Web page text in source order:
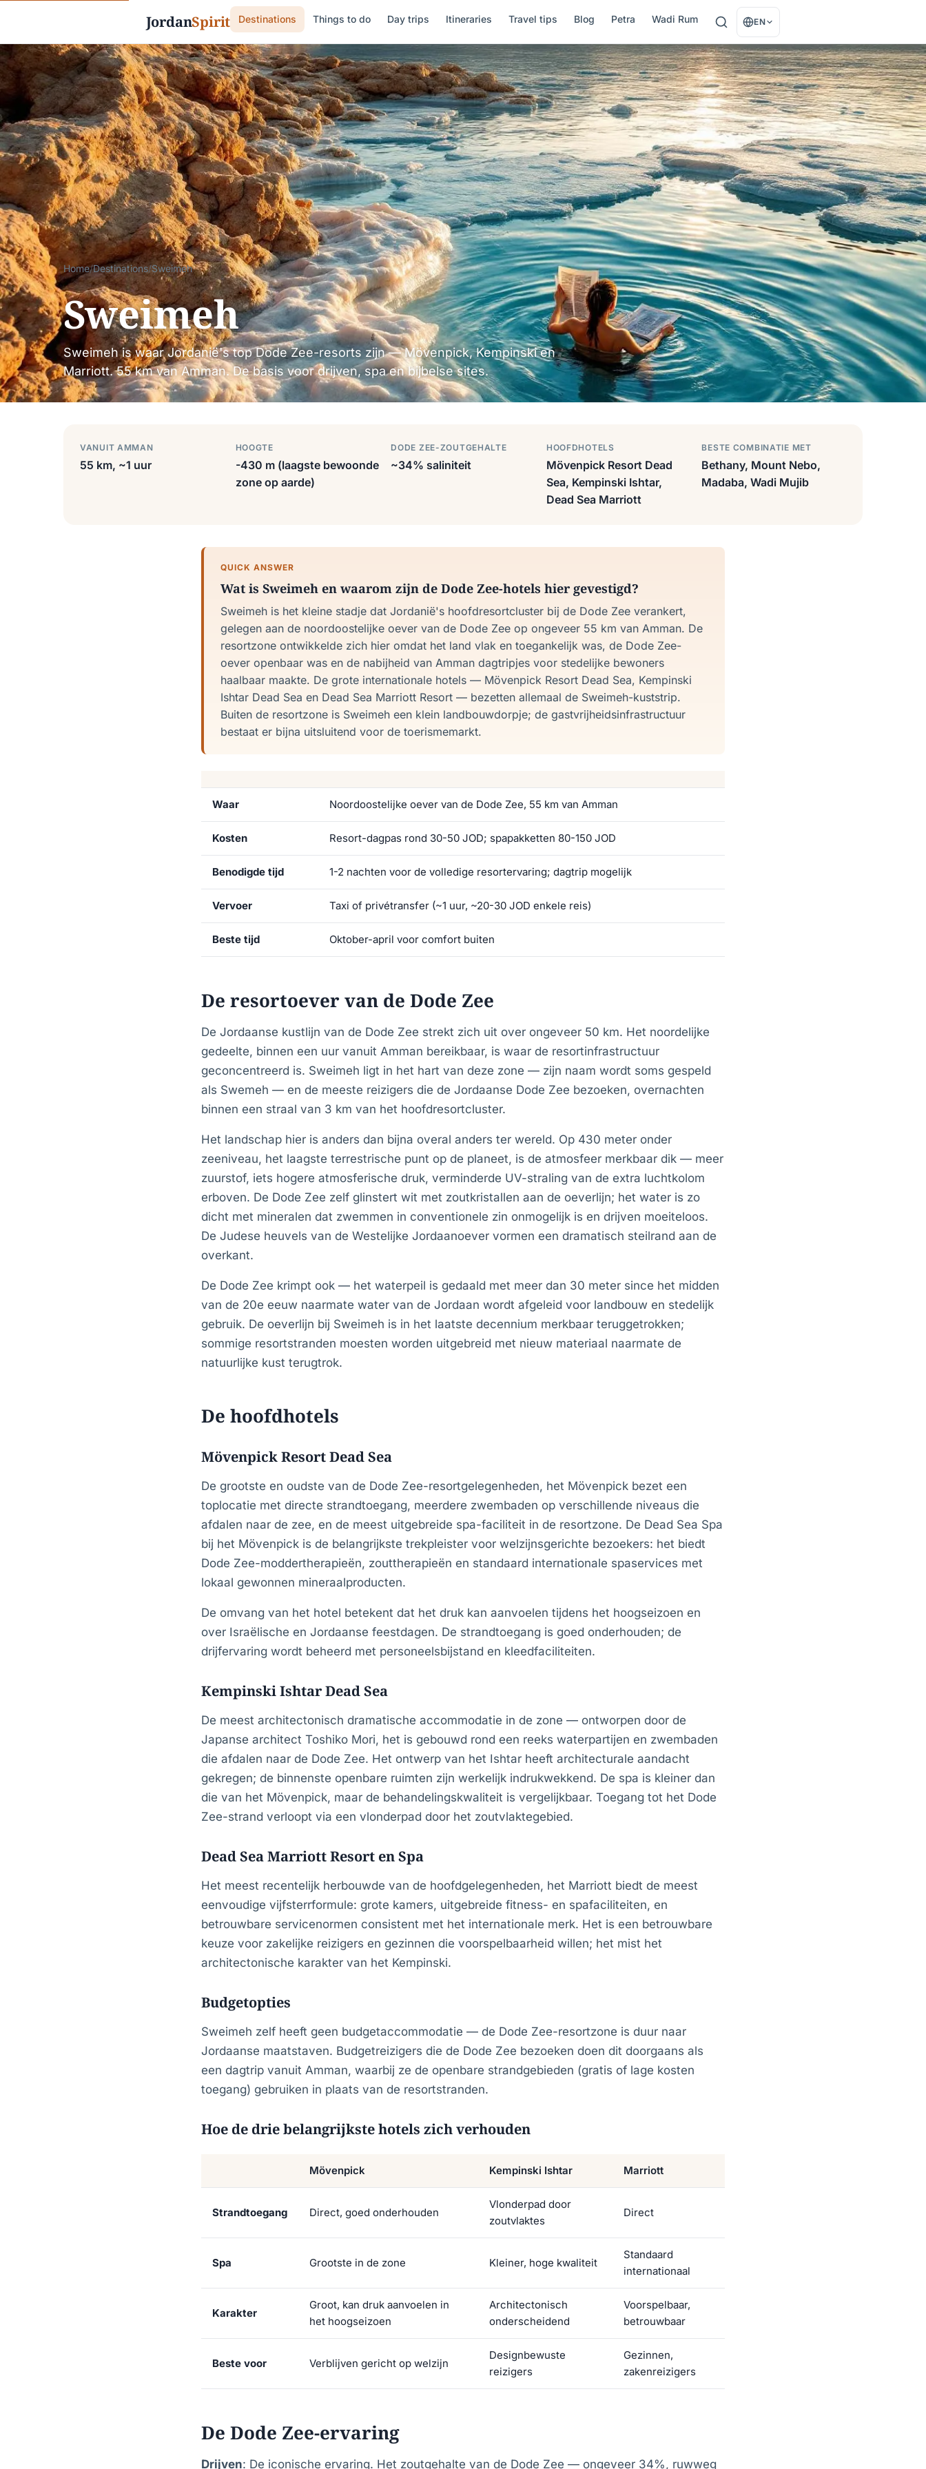
JordanSpirit Destinations Things to do Day trips Itineraries Travel tips Blog Petra Wadi Rum EN
Home/Destinations/Sweimeh
Sweimeh
Sweimeh is waar Jordanië's top Dode Zee-resorts zijn — Mövenpick, Kempinski en
Marriott. 55 km van Amman. De basis voor drijven, spa en bijbelse sites.
VANUIT AMMAN
55 km, ~1 uur
HOOGTE
-430 m (laagste bewoonde
zone op aarde)
DODE ZEE-ZOUTGEHALTE
~34% saliniteit
HOOFDHOTELS
Mövenpick Resort Dead
Sea, Kempinski Ishtar,
Dead Sea Marriott
BESTE COMBINATIE MET
Bethany, Mount Nebo,
Madaba, Wadi Mujib
QUICK ANSWER
Wat is Sweimeh en waarom zijn de Dode Zee-hotels hier gevestigd?
Sweimeh is het kleine stadje dat Jordanië's hoofdresortcluster bij de Dode Zee verankert,
gelegen aan de noordoostelijke oever van de Dode Zee op ongeveer 55 km van Amman. De
resortzone ontwikkelde zich hier omdat het land vlak en toegankelijk was, de Dode Zee-
oever openbaar was en de nabijheid van Amman dagtripjes voor stedelijke bewoners
haalbaar maakte. De grote internationale hotels — Mövenpick Resort Dead Sea, Kempinski
Ishtar Dead Sea en Dead Sea Marriott Resort — bezetten allemaal de Sweimeh-kuststrip.
Buiten de resortzone is Sweimeh een klein landbouwdorpje; de gastvrijheidsinfrastructuur
bestaat er bijna uitsluitend voor de toerismemarkt.
Waar Noordoostelijke oever van de Dode Zee, 55 km van Amman
Kosten Resort-dagpas rond 30-50 JOD; spapakketten 80-150 JOD
Benodigde tijd 1-2 nachten voor de volledige resortervaring; dagtrip mogelijk
Vervoer Taxi of privétransfer (~1 uur, ~20-30 JOD enkele reis)
Beste tijd Oktober-april voor comfort buiten
De resortoever van de Dode Zee
De Jordaanse kustlijn van de Dode Zee strekt zich uit over ongeveer 50 km. Het noordelijke
gedeelte, binnen een uur vanuit Amman bereikbaar, is waar de resortinfrastructuur
geconcentreerd is. Sweimeh ligt in het hart van deze zone — zijn naam wordt soms gespeld
als Swemeh — en de meeste reizigers die de Jordaanse Dode Zee bezoeken, overnachten
binnen een straal van 3 km van het hoofdresortcluster.
Het landschap hier is anders dan bijna overal anders ter wereld. Op 430 meter onder
zeeniveau, het laagste terrestrische punt op de planeet, is de atmosfeer merkbaar dik — meer
zuurstof, iets hogere atmosferische druk, verminderde UV-straling van de extra luchtkolom
erboven. De Dode Zee zelf glinstert wit met zoutkristallen aan de oeverlijn; het water is zo
dicht met mineralen dat zwemmen in conventionele zin onmogelijk is en drijven moeiteloos.
De Judese heuvels van de Westelijke Jordaanoever vormen een dramatisch steilrand aan de
overkant.
De Dode Zee krimpt ook — het waterpeil is gedaald met meer dan 30 meter since het midden
van de 20e eeuw naarmate water van de Jordaan wordt afgeleid voor landbouw en stedelijk
gebruik. De oeverlijn bij Sweimeh is in het laatste decennium merkbaar teruggetrokken;
sommige resortstranden moesten worden uitgebreid met nieuw materiaal naarmate de
natuurlijke kust terugtrok.
De hoofdhotels
Mövenpick Resort Dead Sea
De grootste en oudste van de Dode Zee-resortgelegenheden, het Mövenpick bezet een
toplocatie met directe strandtoegang, meerdere zwembaden op verschillende niveaus die
afdalen naar de zee, en de meest uitgebreide spa-faciliteit in de resortzone. De Dead Sea Spa
bij het Mövenpick is de belangrijkste trekpleister voor welzijnsgerichte bezoekers: het biedt
Dode Zee-moddertherapieën, zouttherapieën en standaard internationale spaservices met
lokaal gewonnen mineraalproducten.
De omvang van het hotel betekent dat het druk kan aanvoelen tijdens het hoogseizoen en
over Israëlische en Jordaanse feestdagen. De strandtoegang is goed onderhouden; de
drijfervaring wordt beheerd met personeelsbijstand en kleedfaciliteiten.
Kempinski Ishtar Dead Sea
De meest architectonisch dramatische accommodatie in de zone — ontworpen door de
Japanse architect Toshiko Mori, het is gebouwd rond een reeks waterpartijen en zwembaden
die afdalen naar de Dode Zee. Het ontwerp van het Ishtar heeft architecturale aandacht
gekregen; de binnenste openbare ruimten zijn werkelijk indrukwekkend. De spa is kleiner dan
die van het Mövenpick, maar de behandelingskwaliteit is vergelijkbaar. Toegang tot het Dode
Zee-strand verloopt via een vlonderpad door het zoutvlaktegebied.
Dead Sea Marriott Resort en Spa
Het meest recentelijk herbouwde van de hoofdgelegenheden, het Marriott biedt de meest
eenvoudige vijfsterrformule: grote kamers, uitgebreide fitness- en spafaciliteiten, en
betrouwbare servicenormen consistent met het internationale merk. Het is een betrouwbare
keuze voor zakelijke reizigers en gezinnen die voorspelbaarheid willen; het mist het
architectonische karakter van het Kempinski.
Budgetopties
Sweimeh zelf heeft geen budgetaccommodatie — de Dode Zee-resortzone is duur naar
Jordaanse maatstaven. Budgetreizigers die de Dode Zee bezoeken doen dit doorgaans als
een dagtrip vanuit Amman, waarbij ze de openbare strandgebieden (gratis of lage kosten
toegang) gebruiken in plaats van de resortstranden.
Hoe de drie belangrijkste hotels zich verhouden
Mövenpick Kempinski Ishtar Marriott
Strandtoegang Direct, goed onderhouden
Vlonderpad door
zoutvlaktes
Direct
Spa Grootste in de zone Kleiner, hoge kwaliteit
Standaard
internationaal
Karakter
Groot, kan druk aanvoelen in
het hoogseizoen
Architectonisch
onderscheidend
Voorspelbaar,
betrouwbaar
Beste voor Verblijven gericht op welzijn
Designbewuste
reizigers
Gezinnen,
zakenreizigers
De Dode Zee-ervaring
Drijven: De iconische ervaring. Het zoutgehalte van de Dode Zee — ongeveer 34%, ruwweg